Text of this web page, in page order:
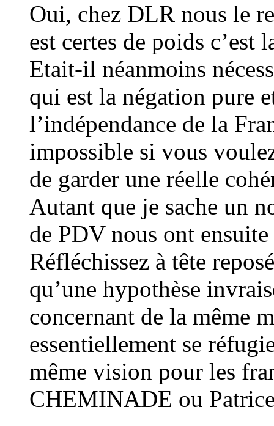
Oui, chez DLR nous le
est certes de poids c’est
Etait-il néanmoins
qui est la négation pure
l’indépendance de la
impossible si vous
de garder une réelle
Autant que je sache un
de PDV nous ont
Réfléchissez à tête
qu’une hypothèse
concernant de la même
essentiellement se
même vision pour les
CHEMINADE ou